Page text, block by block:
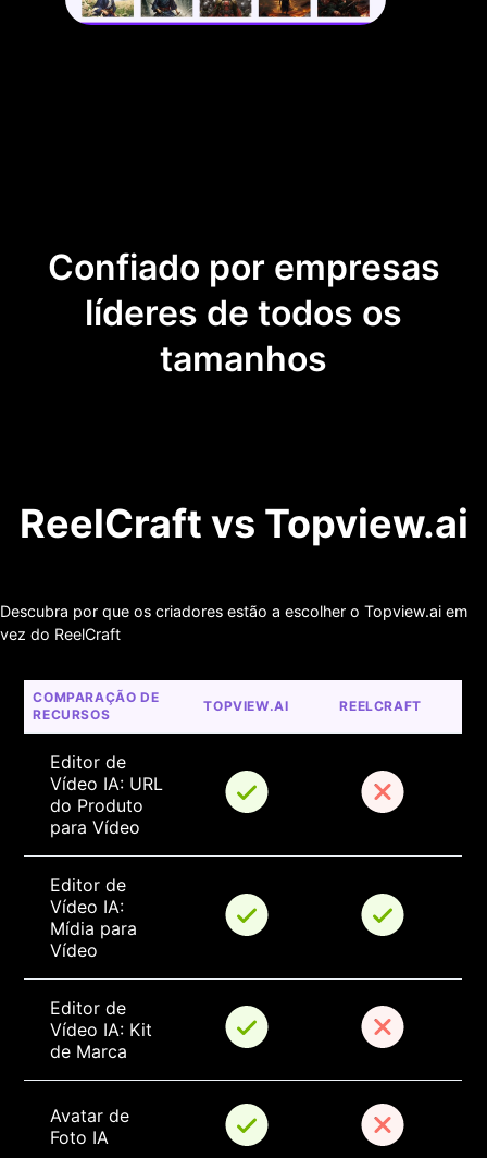
Confiado por empresas
líderes de todos os
tamanhos
ReelCraft vs Topview.ai
Descubra por que os criadores estão a escolher o Topview.ai em
vez do ReelCraft
COMPARAÇÃO DE
RECURSOS
TOPVIEW.AI REELCRAFT
Editor de
Vídeo IA: URL
do Produto
para Vídeo
Editor de
Vídeo IA:
Mídia para
Vídeo
Editor de
Vídeo IA: Kit
de Marca
Avatar de
Foto IA